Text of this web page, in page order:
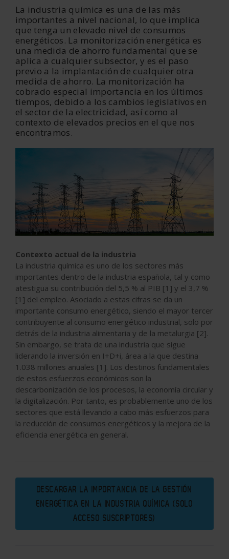
La industria química es una de las más
importantes a nivel nacional, lo que implica
que tenga un elevado nivel de consumos
energéticos. La monitorización energética es
una medida de ahorro fundamental que se
aplica a cualquier subsector, y es el paso
previo a la implantación de cualquier otra
medida de ahorro. La monitorización ha
cobrado especial importancia en los últimos
tiempos, debido a los cambios legislativos en
el sector de la electricidad, así como al
contexto de elevados precios en el que nos
encontramos.
Contexto actual de la industria
La industria química es uno de los sectores más
importantes dentro de la industria española, tal y como
atestigua su contribución del 5,5 % al PIB [1] y el 3,7 %
[1] del empleo. Asociado a estas cifras se da un
importante consumo energético, siendo el mayor tercer
contribuyente al consumo energético industrial, solo por
detrás de la industria alimentaria y de la metalurgia [2].
Sin embargo, se trata de una industria que sigue
liderando la inversión en I+D+i, área a la que destina
1.038 millones anuales [1]. Los destinos fundamentales
de estos esfuerzos económicos son la
descarbonización de los procesos, la economía circular y
la digitalización. Por tanto, es probablemente uno de los
sectores que está llevando a cabo más esfuerzos para
la reducción de consumos energéticos y la mejora de la
eficiencia energética en general.
DESCARGAR LA IMPORTANCIA DE LA GESTIÓN
ENERGÉTICA EN LA INDUSTRIA QUÍMICA (SOLO
ACCESO SUSCRIPTORES)